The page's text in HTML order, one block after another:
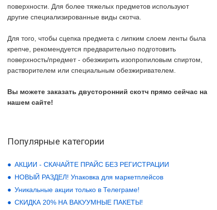
поверхности. Для более тяжелых предметов используют
другие специализированные виды скотча.
Для того, чтобы сцепка предмета с липким слоем ленты была
крепче, рекомендуется предварительно подготовить
поверхность/предмет - обезжирить изопропиловым спиртом,
растворителем или специальным обезжиривателем.
Вы можете заказать двусторонний скотч прямо сейчас на
нашем сайте!
Популярные категории
АКЦИИ - СКАЧАЙТЕ ПРАЙС БЕЗ РЕГИСТРАЦИИ
НОВЫЙ РАЗДЕЛ! Упаковка для маркетплейсов
Уникальные акции только в Телеграме!
СКИДКА 20% НА ВАКУУМНЫЕ ПАКЕТЫ!